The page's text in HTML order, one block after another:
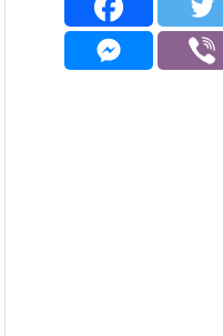
buffles anciens, des
rhinocéros et d'autres
animaux qui vivent encore
dans la…